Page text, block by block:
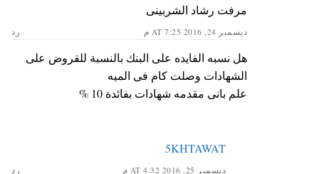
مرفت رشاد الشربينى
ديسمبر 24, 2016 AT 7:25 م رد
هل نسبه الفايده على البنك بالنسبة للقروض على
الشهادات وصلت كام فى الميه
علم بانى مقدمه شهادات بفائدة 10 %
5KHTAWAT
ديسمبر 25, 2016 AT 4:32 م رد